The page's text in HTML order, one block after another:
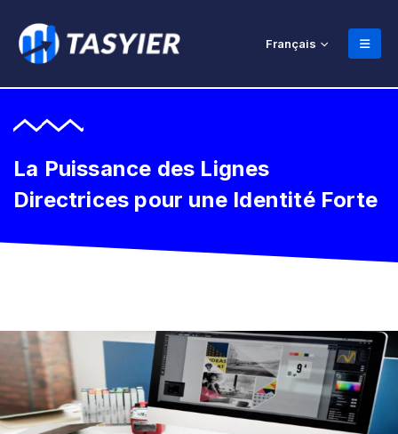
Français
La Puissance des Lignes
Directrices pour une Identité Forte